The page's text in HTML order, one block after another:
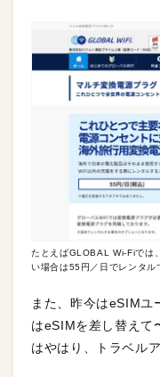
たとえばGLOBAL Wi-Fiでは
い場合は55円／日でレンタル
また、昨今はeSIMユ
はeSIMを差し替えて
はやはり、トラベル